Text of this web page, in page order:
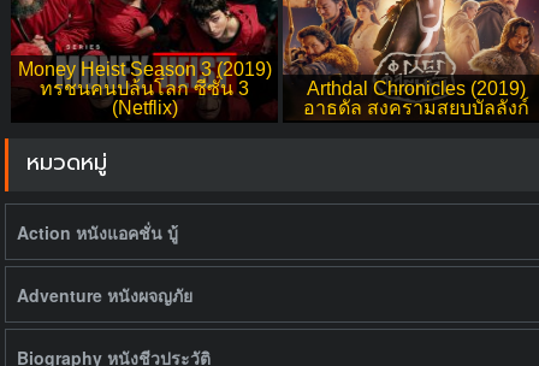
Money Heist Season 3 (2019)
ทรชนคนปล้นโลก ซีซั่น 3
(Netflix)
Arthdal Chronicles (2019)
อาธดัล สงครามสยบบัลลังก์
หมวดหมู่
Action หนังแอคชั่น บู้
Adventure หนังผจญภัย
Biography หนังชีวประวัติ